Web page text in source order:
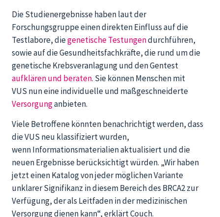
Die Studienergebnisse haben laut der
Forschungsgruppe einen direkten Einfluss auf die
Testlabore, diegenetische Testungendurchführen,
sowie auf die Gesundheitsfachkräfte, die rund um die
genetische Krebsveranlagung und den Gentest
aufklären und beraten. Sie können Menschen mit
VUS nun eine individuelle und maßgeschneiderte
Versorgunganbieten.
Viele Betroffene könnten benachrichtigt werden, dass
die VUS neu klassifiziert wurden,
wenn Informationsmaterialien aktualisiert und die
neuen Ergebnisse berücksichtigt würden. „Wir haben
jetzt einen Katalog von jeder möglichen Variante
unklarer Signifikanz in diesem Bereich des BRCA2 zur
Verfügung, der als Leitfaden in der medizinischen
Versorgung dienen kann“, erklärt Couch.